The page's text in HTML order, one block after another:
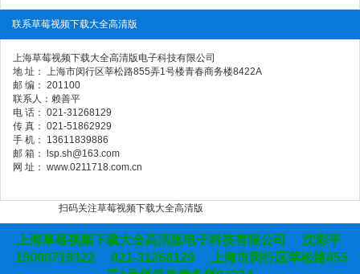
联系草莓视频下载大全高清版
上海草莓视频下载大全高清版电子科技有限公司
地 址： 上海市闵行区莘松路855弄1号楼青春商务楼8422A
邮 编： 201100
联系人：赖善平
电 话： 021-31268129
传 真： 021-51862929
手 机： 13611839886
邮 箱： lsp.sh@163.com
网 址： www.0211718.com.cn
扫码关注草莓视频下载大全高清版
上海草莓视频下载大全高清版电子科技有限公司 沈彩平
15000719322 021-31268129 上海市闵行区莘松路855